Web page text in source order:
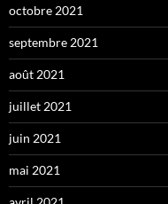
octobre 2021
septembre 2021
août 2021
juillet 2021
juin 2021
mai 2021